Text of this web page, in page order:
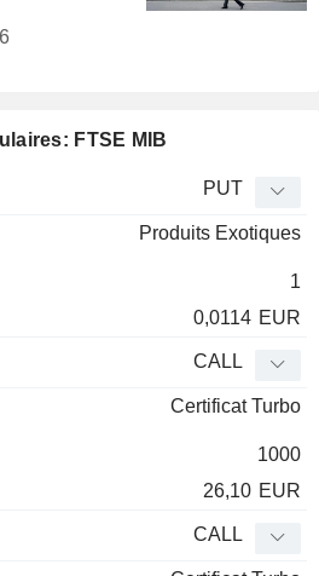
FTSE MIB
Cours
PUT
Produits Exotiques
1
0,0114 EUR
CALL
Certificat Turbo
1000
26,10 EUR
CALL